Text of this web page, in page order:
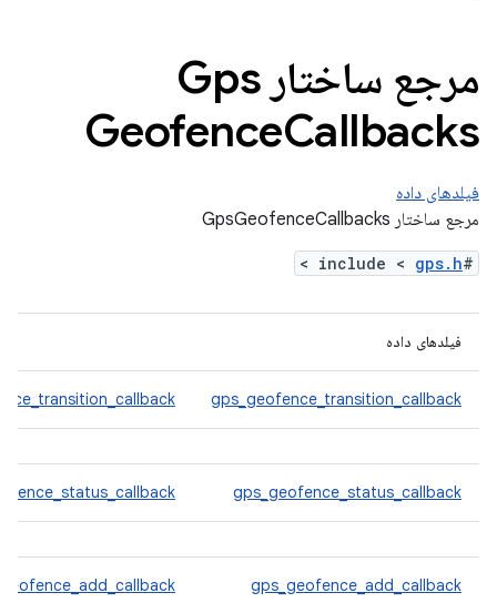
مرجع ساختار Gps
GeofenceCallbacks
فیلدهای داده
مرجع ساختار GpsGeofenceCallbacks
#include <
gps.h
>
فیلدهای داده
gps_geofence_transition_callback
gps_geofence_status_callback
gps_geofence_add_callback
geofence_add_callback